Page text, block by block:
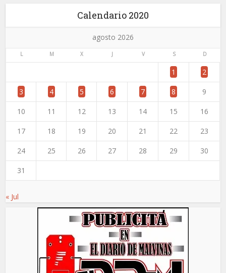
Calendario 2020
agosto 2026
L M X J V S D
1 2
3 4 5 6 7 8 9
10 11 12 13 14 15 16
17 18 19 20 21 22 23
24 25 26 27 28 29 30
31
« Jul